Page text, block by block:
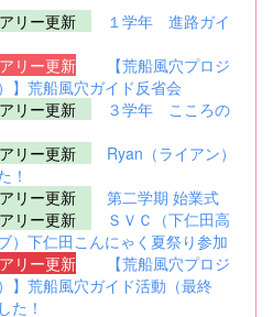
リー更新
１学年 進路ガイ
リー更新
【荒船風穴プロジ
】荒船風穴ガイド反省会
リー更新
３学年 こころの
リー更新
Ryan（ライアン）
！
リー更新
第二学期 始業式
リー更新
ＳＶＣ（下仁田高
）下仁田こんにゃく夏祭り参加
リー更新
【荒船風穴プロジ
】荒船風穴ガイド活動（最終
た！